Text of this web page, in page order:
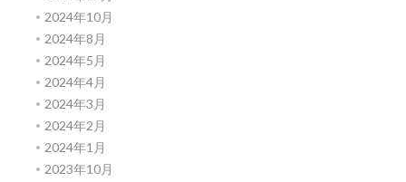
2024年10月
2024年8月
2024年5月
2024年4月
2024年3月
2024年2月
2024年1月
2023年10月